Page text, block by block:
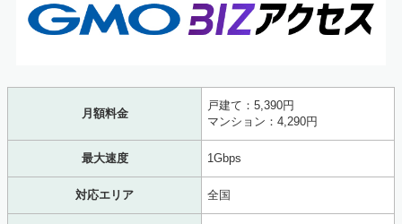
月額料金
戸建て：5,390円
マンション：4,290円
最大速度 1Gbps
対応エリア 全国